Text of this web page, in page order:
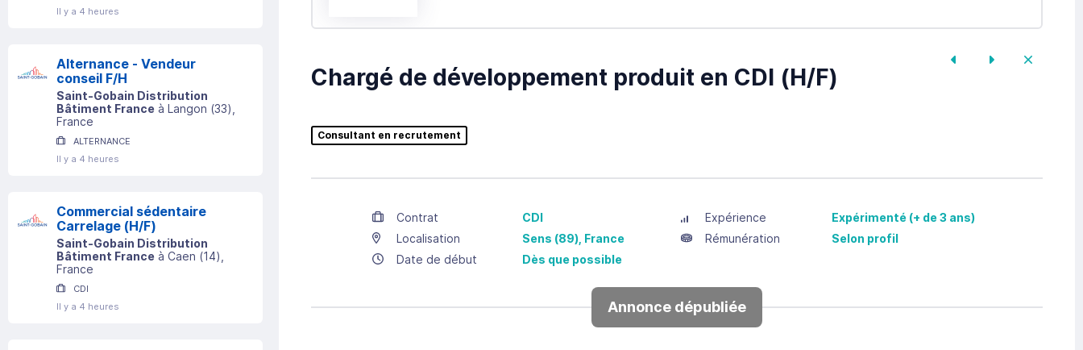
Il y a 4 heures
Alternance - Vendeur
conseil F/H
Saint-Gobain Distribution
Bâtiment France à Langon (33)
France
ALTERNANCE
Il y a 4 heures
Commercial sédentaire
Carrelage (H/F)
Saint-Gobain Distribution
Bâtiment France à Caen (14)
France
CDI
Il y a 4 heures
Chargé de développement produit en CDI (H/F)
Consultant en recrutement
Contrat CDI Expérience
Expérimenté (+ de 3 ans)
Localisation
Sens (89), France Rémunération
Selon profil
Date de début
Dès que possible
Annonce dépubliée